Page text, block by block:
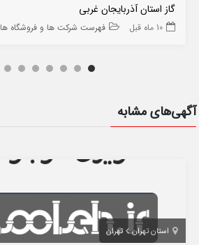
گاز استان آذربایجان غربی
10 ماه قبل فهرست شرکت ها و فروشگاه ها
آگهی‌های مشابه
استان تهران تهران